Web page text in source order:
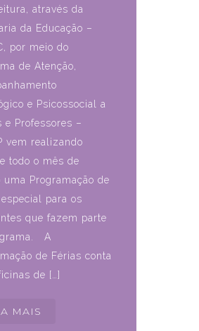
através da
da Educação –
por meio do
de Atenção,
e Psicossocial a
e Professores –
vem realizando
todo o mês de
uma Programação de
para os
que fazem parte
A
de Férias conta
de […]
MAIS